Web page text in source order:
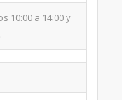
10:00 a 14:00 y